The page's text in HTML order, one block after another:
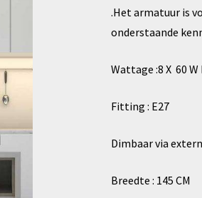
.Het armatuur is
onderstaande
Wattage :8 X 60
Fitting : E27
Dimbaar via
Breedte : 145 CM